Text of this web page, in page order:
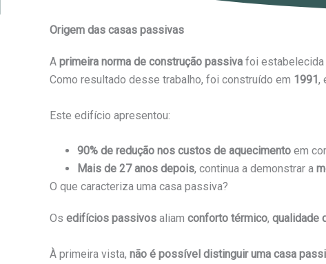
Origem das casas passivas
A primeira norma de construção passiva foi estabelecida
Como resultado desse trabalho, foi construído em 1991,
Este edifício apresentou:
90% de redução nos custos de aquecimento em
Mais de 27 anos depois, continua a demonstrar a
O que caracteriza uma casa passiva?
Os edifícios passivos aliam conforto térmico, qualidade
À primeira vista, não é possível distinguir uma casa